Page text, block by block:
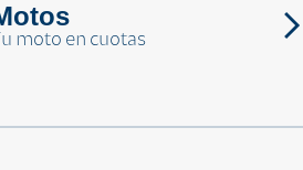
moto en cuotas